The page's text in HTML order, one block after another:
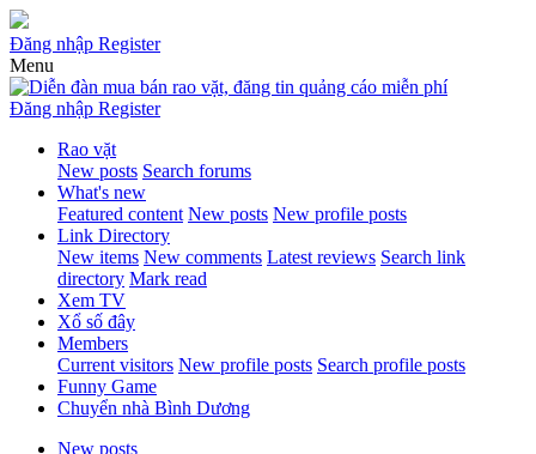
Đăng nhập Register
Menu
Đăng nhập Register
Rao vặt
New posts Search forums
What's new
Featured content New posts New profile posts
Link Directory
New items New comments Latest reviews Search link
directory Mark read
Xem TV
Xổ số đây
Members
Current visitors New profile posts Search profile posts
Funny Game
Chuyển nhà Bình Dương
New posts